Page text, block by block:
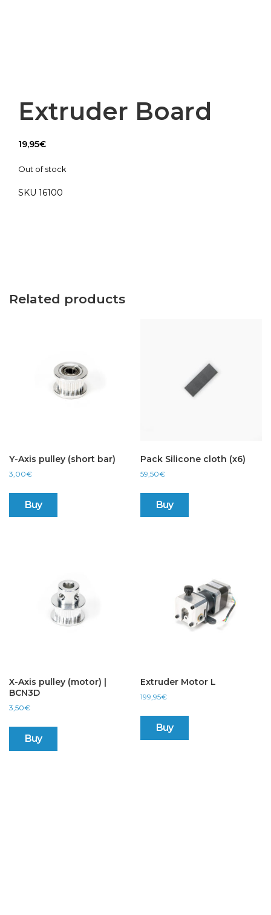
Extruder Board
19,95€
Out of stock
SKU 16100
Related products
Y-Axis pulley (short bar)
3,00€
Buy
Pack Silicone cloth (x6)
59,50€
Buy
X-Axis pulley (motor) |
BCN3D
3,50€
Buy
Extruder Motor L
199,95€
Buy